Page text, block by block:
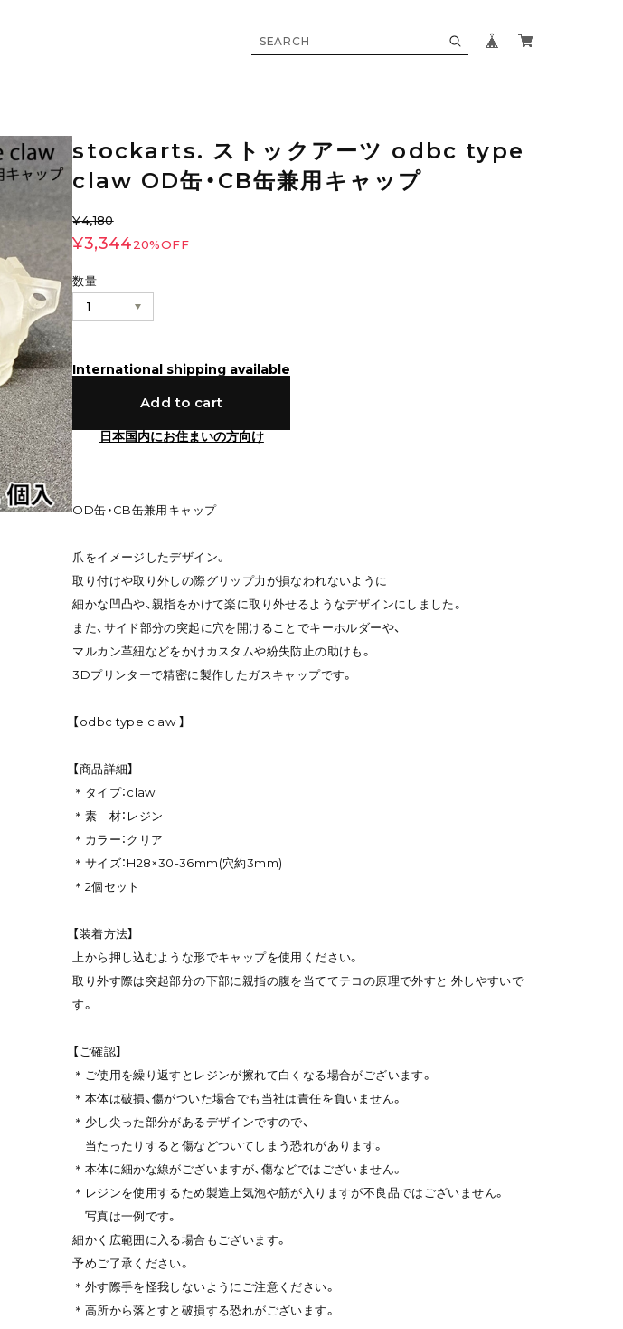
stockarts. ストックアーツ odbc type
claw OD缶・CB缶兼用キャップ
¥4,180
¥3,34420%OFF
数量
International shipping available
Add to cart
日本国内にお住まいの方向け
OD缶・CB缶兼用キャップ
爪をイメージしたデザイン。
取り付けや取り外しの際グリップ力が損なわれないように
細かな凹凸や、親指をかけて楽に取り外せるようなデザインにしました。
また、サイド部分の突起に穴を開けることでキーホルダーや、
マルカン革紐などをかけカスタムや紛失防止の助けも。
3Dプリンターで精密に製作したガスキャップです。
【odbc type claw 】
【商品詳細】
＊タイプ：claw
＊素 材：レジン
＊カラー：クリア
＊サイズ：H28×30-36mm(穴約3mm)
＊2個セット
【装着方法】
上から押し込むような形でキャップを使用ください。
取り外す際は突起部分の下部に親指の腹を当ててテコの原理で外すと 外しやすいで
す。
【ご確認】
＊ご使用を繰り返すとレジンが擦れて白くなる場合がございます。
＊本体は破損、傷がついた場合でも当社は責任を負いません。
＊少し尖った部分があるデザインですので、
当たったりすると傷などついてしまう恐れがあります。
＊本体に細かな線がございますが、傷などではございません。
＊レジンを使用するため製造上気泡や筋が入りますが不良品ではございません。
写真は一例です。
細かく広範囲に入る場合もございます。
予めご了承ください。
＊外す際手を怪我しないようにご注意ください。
＊高所から落とすと破損する恐れがございます。